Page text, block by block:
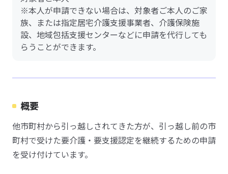
※本人が申請できない場合は、対象者ご本人のご家
族、または指定居宅介護支援事業者、介護保険施
設、地域包括支援センターなどに申請を代行しても
らうことができます。
概要
他市町村から引っ越しされてきた方が、引っ越し前の市
町村で受けた要介護・要支援認定を継続するための申請
を受け付けています。